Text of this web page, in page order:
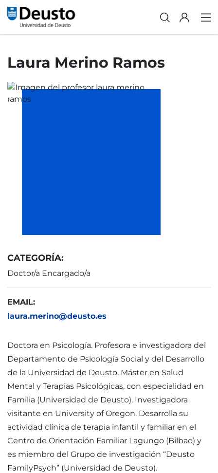
Laura Merino Ramos
CATEGORÍA:
Doctor/a Encargado/a
EMAIL:
laura.merino@deusto.es
Doctora en Psicología. Profesora e investigadora del
Departamento de Psicología Social y del Desarrollo
de la Universidad de Deusto. Máster en Salud
Mental y Terapias Psicológicas, con especialidad en
Familia (Universidad de Deusto). Investigadora
visitante en University of Oregon. Desarrolla su
actividad clínica de terapia infantil y familiar en el
Centro de Orientación Familiar Lagungo (Bilbao) y
es miembro del Grupo de investigación “Deusto
FamilyPsych” (Universidad de Deusto).